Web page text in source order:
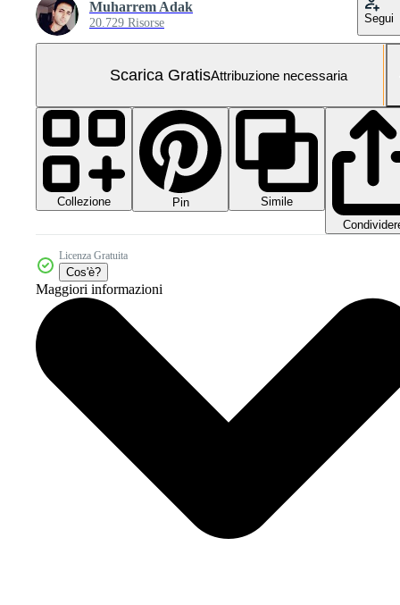
Muharrem Adak
20.729 Risorse Segui
Scarica GratisAttribuzione necessaria
Collezione Pin
Simile
Licenza Gratuita
Cos'è?
Maggiori informazioni